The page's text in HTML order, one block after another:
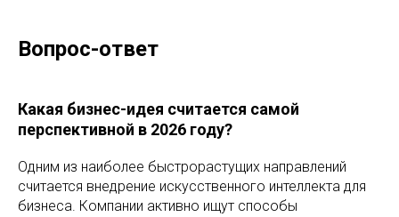
Вопрос-ответ
Какая бизнес-идея считается самой
перспективной в 2026 году?
Одним из наиболее быстрорастущих направлений
считается внедрение искусственного интеллекта для
бизнеса. Компании активно ищут способы